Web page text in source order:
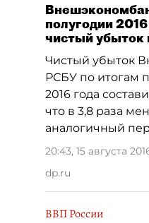
полугодии
чистый убыток
Чистый убыток
РСБУ по итогам
2016 года
что в 3,8 раза
аналогичный
20:43, 15 августа
dp.ru
ВВП России